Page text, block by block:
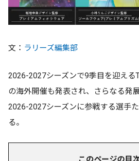
文： ラリーズ編集部
2026-2027シーズンで9季目を迎える
の海外開催も発表され、さらなる発
2026-2027シーズンに参戦する選手
る。